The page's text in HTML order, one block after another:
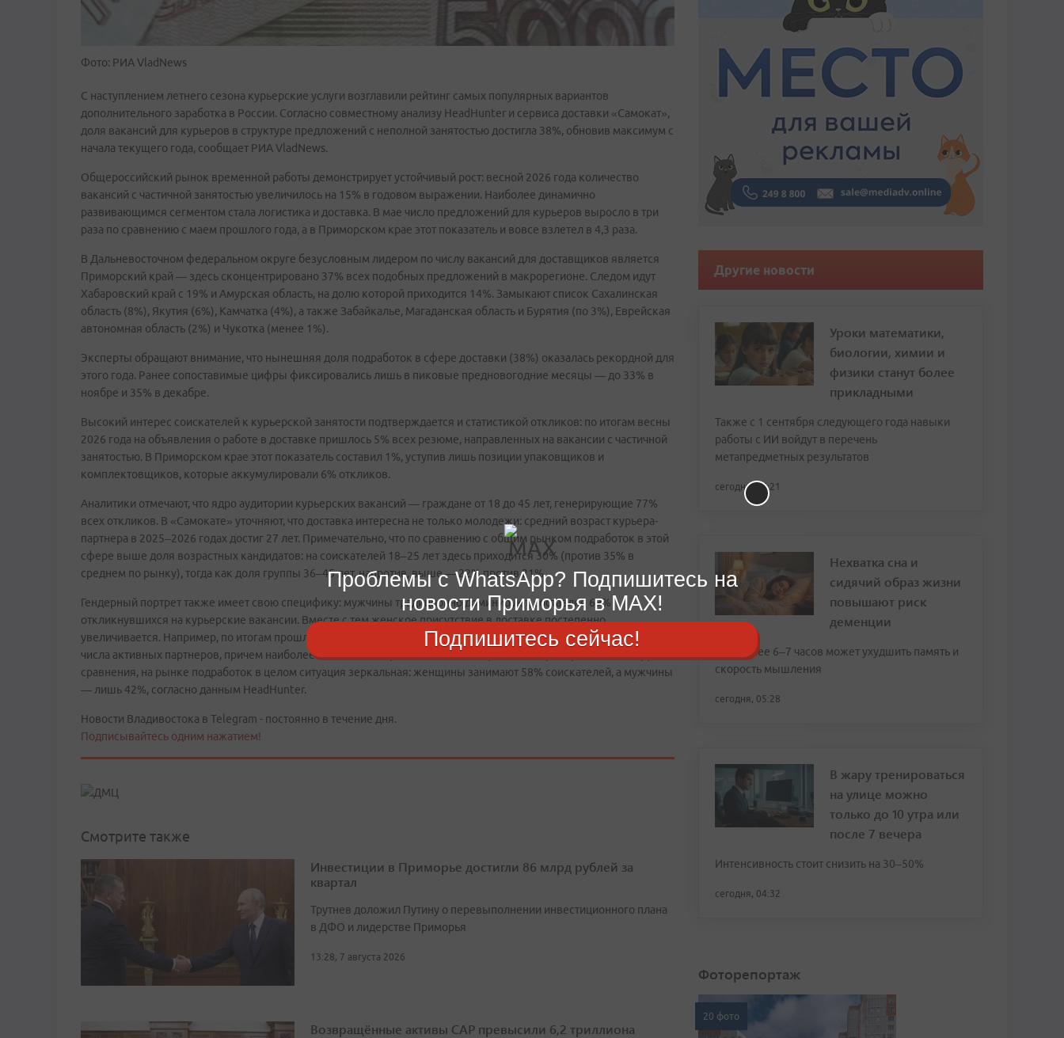
Фото: РИА VladNews
С наступлением летнего сезона курьерские услуги возглавили рейтинг самых популярных вариантов
дополнительного заработка в России. Согласно совместному анализу HeadHunter и сервиса доставки «Самокат»,
доля вакансий для курьеров в структуре предложений с неполной занятостью достигла 38%, обновив максимум с
начала текущего года, сообщает РИА VladNews.
Общероссийский рынок временной работы демонстрирует устойчивый рост: весной 2026 года количество
вакансий с частичной занятостью увеличилось на 15% в годовом выражении. Наиболее динамично
развивающимся сегментом стала логистика и доставка. В мае число предложений для курьеров выросло в три
раза по сравнению с маем прошлого года, а в Приморском крае этот показатель и вовсе взлетел в 4,3 раза.
В Дальневосточном федеральном округе безусловным лидером по числу вакансий для доставщиков является
Приморский край — здесь сконцентрировано 37% всех подобных предложений в макрорегионе. Следом идут
Хабаровский край с 19% и Амурская область, на долю которой приходится 14%. Замыкают список Сахалинская
область (8%), Якутия (6%), Камчатка (4%), а также Забайкалье, Магаданская область и Бурятия (по 3%), Еврейская
автономная область (2%) и Чукотка (менее 1%).
Эксперты обращают внимание, что нынешняя доля подработок в сфере доставки (38%) оказалась рекордной для
этого года. Ранее сопоставимые цифры фиксировались лишь в пиковые предновогодние месяцы — до 33% в
ноябре и 35% в декабре.
Высокий интерес соискателей к курьерской занятости подтверждается и статистикой откликов: по итогам весны
2026 года на объявления о работе в доставке пришлось 5% всех резюме, направленных на вакансии с частичной
занятостью. В Приморском крае этот показатель составил 1%, уступив лишь позиции упаковщиков и
комплектовщиков, которые аккумулировали 6% откликов.
Аналитики отмечают, что ядро аудитории курьерских вакансий — граждане от 18 до 45 лет, генерирующие 77%
всех откликов. В «Самокате» уточняют, что доставка интересна не только молодежи: средний возраст курьера-
партнера в 2025–2026 годах достиг 27 лет. Примечательно, что по сравнению с общим рынком подработок в этой
сфере выше доля возрастных кандидатов: на соискателей 18–25 лет здесь приходится 30% (против 35% в
среднем по рынку), тогда как доля группы 36–45 лет, напротив, выше — 22% против 21%.
Гендерный портрет также имеет свою специфику: мужчины традиционно доминируют, составляя 69%
откликнувшихся на курьерские вакансии. Вместе с тем женское присутствие в доставке постепенно
увеличивается. Например, по итогам прошлого года в «Самокате» женщины-курьеры составили 7% от общего
числа активных партнеров, причем наиболее активно они представлены в возрастном коридоре 40–60 лет. Для
сравнения, на рынке подработок в целом ситуация зеркальная: женщины занимают 58% соискателей, а мужчины
— лишь 42%, согласно данным HeadHunter.
Новости Владивостока в Telegram - постоянно в течение дня.
Подписывайтесь одним нажатием!
Смотрите также
Инвестиции в Приморье достигли 86 млрд рублей за
квартал
Трутнев доложил Путину о перевыполнении инвестиционного плана
в ДФО и лидерстве Приморья
13:28, 7 августа 2026
Возвращённые активы САР превысили 6,2 триллиона
Другие новости
Уроки математики,
биологии, химии и
физики станут более
прикладными
Также с 1 сентября следующего года навыки
работы с ИИ войдут в перечень
метапредметных результатов
сегодня, 06:21
Нехватка сна и
сидячий образ жизни
повышают риск
деменции
Сон менее 6–7 часов может ухудшить память и
скорость мышления
сегодня, 05:28
В жару тренироваться
на улице можно
только до 10 утра или
после 7 вечера
Интенсивность стоит снизить на 30–50%
сегодня, 04:32
Фоторепортаж
20 фото
Проблемы с WhatsApp? Подпишитесь на
новости Приморья в MAX!
Подпишитесь сейчас!